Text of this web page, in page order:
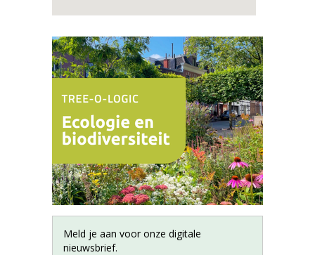
Meld je aan voor onze digitale
nieuwsbrief.